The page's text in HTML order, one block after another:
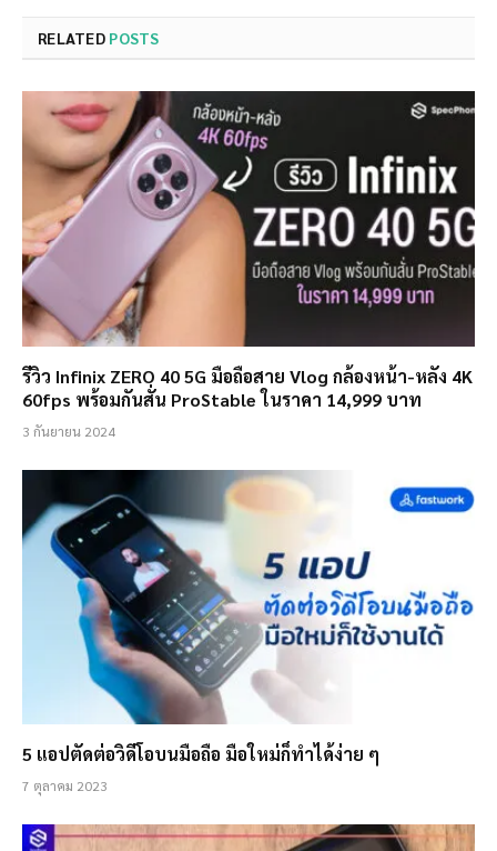
RELATED POSTS
รีวิว Infinix ZERO 40 5G มือถือสาย Vlog กล้องหน้า-หลัง 4K
60fps พร้อมกันสั่น ProStable ในราคา 14,999 บาท
3 กันยายน 2024
5 แอปตัดต่อวิดีโอบนมือถือ มือใหม่ก็ทำได้ง่าย ๆ
7 ตุลาคม 2023